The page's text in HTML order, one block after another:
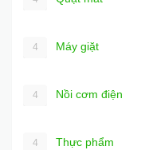
4 Máy giặt
4 Nồi cơm điện
4 Thực phẩm